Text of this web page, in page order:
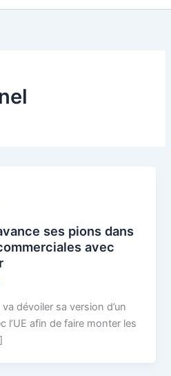
ses pions dans
avec
dévoiler sa version d’un
l’UE afin de faire monter les